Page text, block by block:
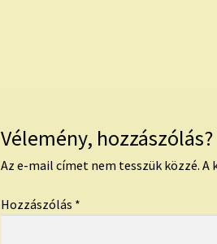
Vélemény, hozzászólás?
Az e-mail címet nem tesszük közzé. A
Hozzászólás *